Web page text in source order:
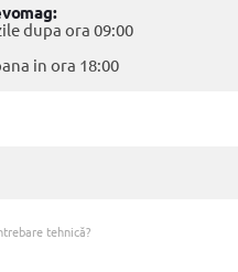
dupa ora 09:00
in ora 18:00
tehnică?